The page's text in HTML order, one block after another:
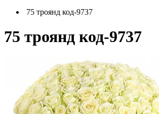
75 троянд код-9737
75 троянд код-9737